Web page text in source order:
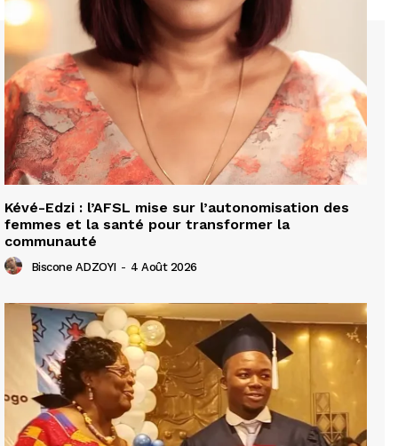
Kévé-Edzi : l’AFSL mise sur l’autonomisation des
femmes et la santé pour transformer la
communauté
Biscone ADZOYI - 4 Août 2026